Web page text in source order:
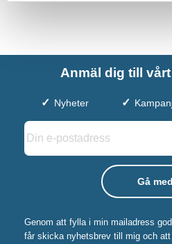
Anmäl dig till
Nyheter
Genom att fylla i min mailadress
får skicka nyhetsbrev till mig och